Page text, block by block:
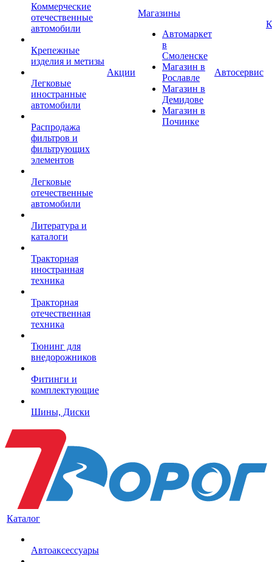
Коммерческие
отечественные
автомобили
Крепежные
изделия и метизы
Легковые
иностранные
автомобили
Распродажа
фильтров и
фильтрующих
элементов
Легковые
отечественные
автомобили
Литература и
каталоги
Тракторная
иностранная
техника
Тракторная
отечественная
техника
Тюнинг для
внедорожников
Фитинги и
комплектующие
Шины, Диски
Акции
Магазины
Автомаркет
в
Смоленске
Магазин в
Рославле
Магазин в
Демидове
Магазин в
Починке
Автосервис
Каталог
Автоаксессуары